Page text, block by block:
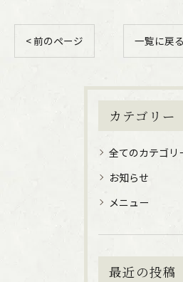
< 前のページ 一覧に戻る
カテゴリー
全てのカテゴリ
お知らせ
メニュー
最近の投稿